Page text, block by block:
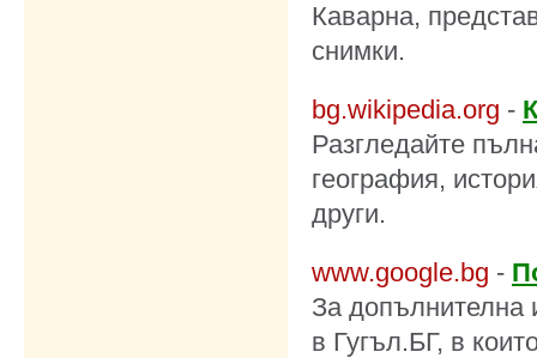
Каварна,
снимки.
bg.wikipedia.org -
Разгледайте
география,
други.
www.google.bg -
За допълнителна
в Гугъл.БГ, в